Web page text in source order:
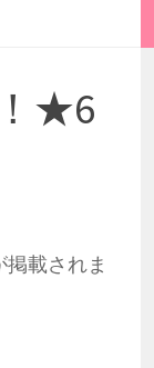
★6
載されま